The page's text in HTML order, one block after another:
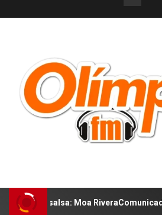
Moa RiveraComunicado de prensa